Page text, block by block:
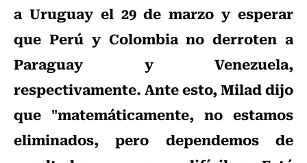
a Uruguay el 29 de marzo y esperar
que Perú y Colombia no derroten a
Paraguay y Venezuela,
respectivamente. Ante esto, Milad dijo
que "matemáticamente, no estamos
eliminados, pero dependemos de